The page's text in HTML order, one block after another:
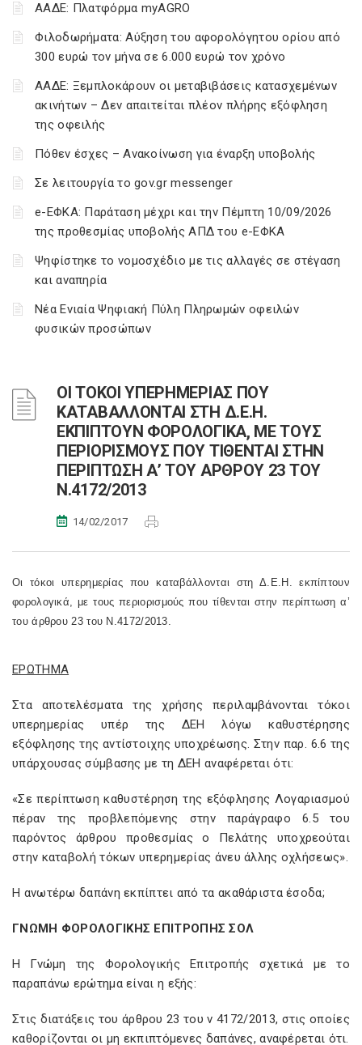
ΑΑΔΕ: Πλατφόρμα myAGRO
Φιλοδωρήματα: Αύξηση του αφορολόγητου ορίου από
300 ευρώ τον μήνα σε 6.000 ευρώ τον χρόνο
ΑΑΔΕ: Ξεμπλοκάρουν οι μεταβιβάσεις κατασχεμένων
ακινήτων – Δεν απαιτείται πλέον πλήρης εξόφληση
της οφειλής
Πόθεν έσχες – Ανακοίνωση για έναρξη υποβολής
Σε λειτουργία το gov.gr messenger
e-ΕΦΚΑ: Παράταση μέχρι και την Πέμπτη 10/09/2026
της προθεσμίας υποβολής ΑΠΔ του e-ΕΦΚΑ
Ψηφίστηκε το νομοσχέδιο με τις αλλαγές σε στέγαση
και αναπηρία
Νέα Ενιαία Ψηφιακή Πύλη Πληρωμών οφειλών
φυσικών προσώπων
ΟΙ ΤΟΚΟΙ ΥΠΕΡΗΜΕΡΙΑΣ ΠΟΥ
ΚΑΤΑΒΑΛΛΟΝΤΑΙ ΣΤΗ Δ.Ε.Η.
ΕΚΠΙΠΤΟΥΝ ΦΟΡΟΛΟΓΙΚΑ, ΜΕ ΤΟΥΣ
ΠΕΡΙΟΡΙΣΜΟΥΣ ΠΟΥ ΤΙΘΕΝΤΑΙ ΣΤΗΝ
ΠΕΡΙΠΤΩΣΗ Α’ ΤΟΥ ΑΡΘΡΟΥ 23 ΤΟΥ
Ν.4172/2013
14/02/2017
Οι τόκοι υπερημερίας που καταβάλλονται στη Δ.Ε.Η. εκπίπτουν
φορολογικά, με τους περιορισμούς που τίθενται στην περίπτωση α’
του άρθρου 23 του Ν.4172/2013.
ΕΡΩΤΗΜΑ
Στα αποτελέσματα της χρήσης περιλαμβάνονται τόκοι
υπερημερίας υπέρ της ΔΕΗ λόγω καθυστέρησης
εξόφλησης της αντίστοιχης υποχρέωσης. Στην παρ. 6.6 της
υπάρχουσας σύμβασης με τη ΔΕΗ αναφέρεται ότι:
«Σε περίπτωση καθυστέρηση της εξόφλησης Λογαριασμού
πέραν της προβλεπόμενης στην παράγραφο 6.5 του
παρόντος άρθρου προθεσμίας ο Πελάτης υποχρεούται
στην καταβολή τόκων υπερημερίας άνευ άλλης οχλήσεως».
Η ανωτέρω δαπάνη εκπίπτει από τα ακαθάριστα έσοδα;
ΓΝΩΜΗ ΦΟΡΟΛΟΓΙΚΗΣ ΕΠΙΤΡΟΠΗΣ ΣΟΛ
Η Γνώμη της Φορολογικής Επιτροπής σχετικά με το
παραπάνω ερώτημα είναι η εξής:
Στις διατάξεις του άρθρου 23 του ν 4172/2013, στις οποίες
καθορίζονται οι μη εκπιπτόμενες δαπάνες, αναφέρεται ότι.